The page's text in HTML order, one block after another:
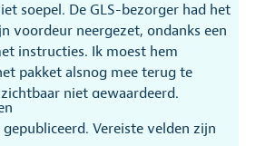
soepel. De GLS-bezorger had het
voordeur neergezet, ondanks een
instructies. Ik moest hem
pakket alsnog mee terug te
niet gewaardeerd.
zelf correct heeft
retourzending werd hetVereiste velden zijn